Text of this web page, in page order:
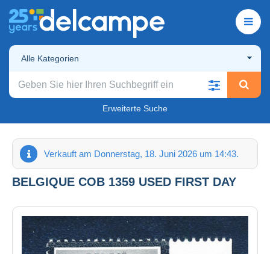
Alle Kategorien
Erweiterte Suche
Verkauft am Donnerstag, 18. Juni 2026 um 14:43.
BELGIQUE COB 1359 USED FIRST DAY